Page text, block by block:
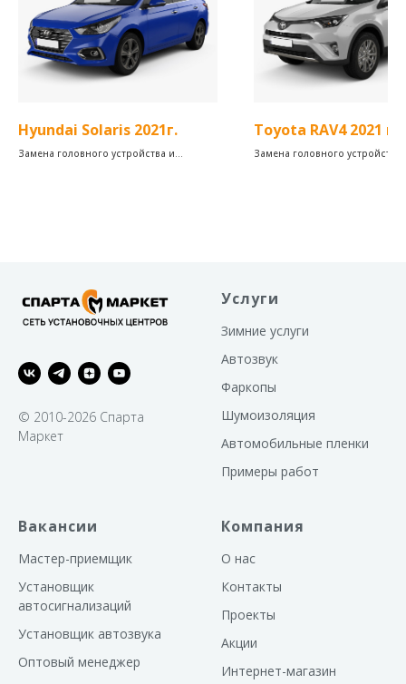
Hyundai Solaris 2021г.
Замена головного устройства и
Toyota RAV4 2021 г.
Замена головного устройства
© 2010-2026 Спарта
Маркет
Услуги
Зимние услуги
Автозвук
Фаркопы
Шумоизоляция
Автомобильные пленки
Примеры работ
Вакансии
Мастер-приемщик
Установщик
автосигнализаций
Установщик автозвука
Оптовый менеджер
Компания
О нас
Контакты
Проекты
Акции
Интернет-магазин